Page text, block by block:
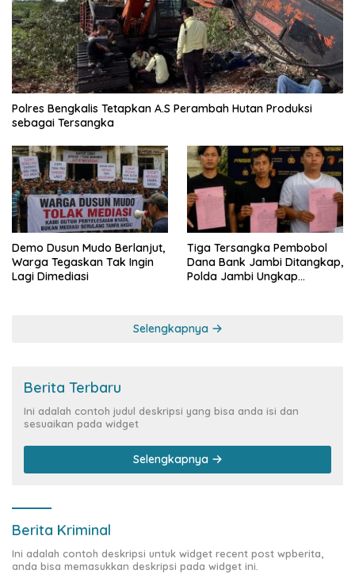
Polres Bengkalis Tetapkan A.S Perambah Hutan Produksi
sebagai Tersangka
Demo Dusun Mudo Berlanjut,
Warga Tegaskan Tak Ingin
Lagi Dimediasi
Tiga Tersangka Pembobol
Dana Bank Jambi Ditangkap,
Polda Jambi Ungkap
Selengkapnya
Berita Terbaru
Ini adalah contoh judul deskripsi yang bisa anda isi dan
sesuaikan pada widget
Selengkapnya
Berita Kriminal
Ini adalah contoh deskripsi untuk widget recent post wpberita,
anda bisa memasukkan deskripsi pada widget ini.